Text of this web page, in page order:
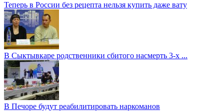
Теперь в России без рецепта нельзя купить даже вату
В Сыктывкаре родственники сбитого насмерть 3-х ...
В Печоре будут реабилитировать наркоманов